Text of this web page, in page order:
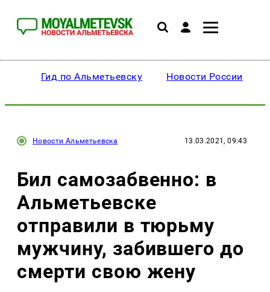
Гид по Альметьевску Новости России
Новости Альметьевска 13.03.2021, 09:43
Бил самозабвенно: в
Альметьевске
отправили в тюрьму
мужчину, забившего до
смерти свою жену